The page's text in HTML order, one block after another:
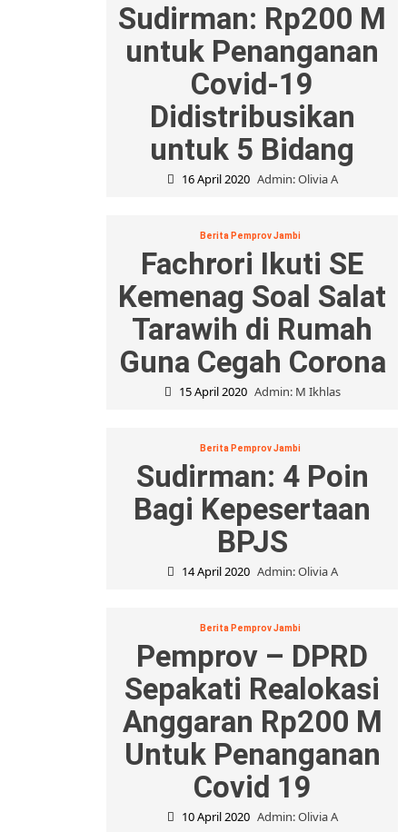
Sudirman: Rp200 M
untuk Penanganan
Covid-19
Didistribusikan
untuk 5 Bidang
16 April 2020 Admin: Olivia A
Berita Pemprov Jambi
Fachrori Ikuti SE
Kemenag Soal Salat
Tarawih di Rumah
Guna Cegah Corona
15 April 2020 Admin: M Ikhlas
Berita Pemprov Jambi
Sudirman: 4 Poin
Bagi Kepesertaan
BPJS
14 April 2020 Admin: Olivia A
Berita Pemprov Jambi
Pemprov – DPRD
Sepakati Realokasi
Anggaran Rp200 M
Untuk Penanganan
Covid 19
10 April 2020 Admin: Olivia A